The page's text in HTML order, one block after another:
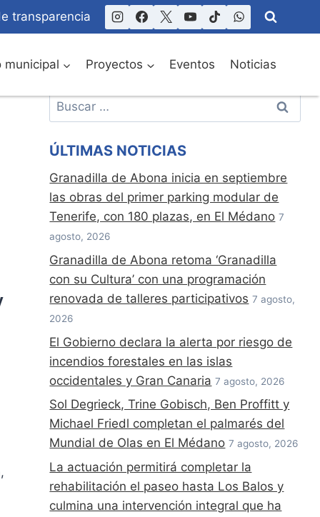
transparencia
municipal Proyectos Eventos Noticias
Buscar:
ÚLTIMAS NOTICIAS
Granadilla de Abona inicia en septiembre
las obras del primer parking modular de
Tenerife, con 180 plazas, en El Médano 7
agosto, 2026
Granadilla de Abona retoma ‘Granadilla
con su Cultura’ con una programación
renovada de talleres participativos 7 agosto,
2026
El Gobierno declara la alerta por riesgo de
incendios forestales en las islas
occidentales y Gran Canaria 7 agosto, 2026
Sol Degrieck, Trine Gobisch, Ben Proffitt y
Michael Friedl completan el palmarés del
Mundial de Olas en El Médano 7 agosto, 2026
La actuación permitirá completar la
rehabilitación el paseo hasta Los Balos y
culmina una intervención integral que ha